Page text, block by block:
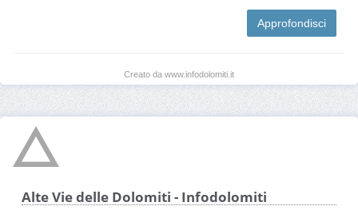
Approfondisci
Creato da www.infodolomiti.it
Alte Vie delle Dolomiti - Infodolomiti